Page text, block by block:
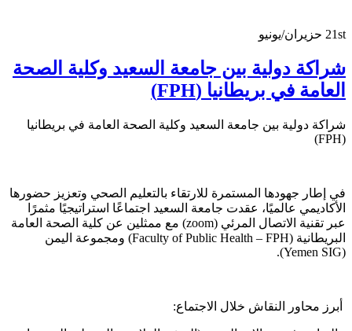
21st حزيران/يونيو
شراكة دولية بين جامعة السعيد وكلية الصحة
العامة في بريطانيا (FPH)
شراكة دولية بين جامعة السعيد وكلية الصحة العامة في بريطانيا
(FPH)
في إطار جهودها المستمرة للارتقاء بالتعليم الصحي وتعزيز حضورها
الأكاديمي عالميًا، عقدت جامعة السعيد اجتماعًا استراتيجيًا مثمرًا
عبر تقنية الاتصال المرئي (zoom) مع ممثلين عن كلية الصحة العامة
البريطانية (Faculty of Public Health – FPH) ومجموعة اليمن
(Yemen SIG).
أبرز محاور النقاش خلال الاجتماع: